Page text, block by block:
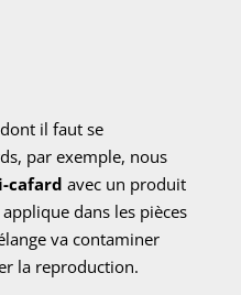
il faut se
par exemple, nous
cafard avec un produit
applique dans les pièces
va contaminer
la reproduction.